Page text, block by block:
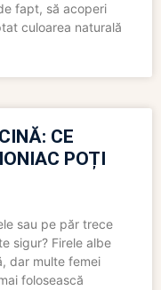
fapt, să acoperi
culoarea naturală
CE
POȚI
sau pe păr trece
sigur? Firele albe
dar multe femei
folosească